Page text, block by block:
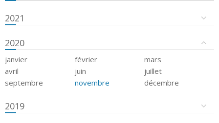
2021
2020
janvier février
mars
avril
juin
juillet
septembre
novembre décembre
2019